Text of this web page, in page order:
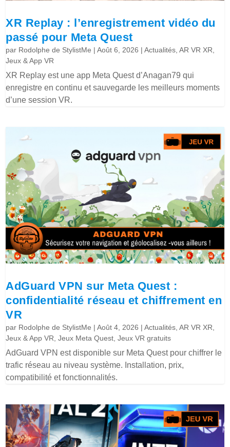
XR Replay : l’enregistrement vidéo du
passé pour Meta Quest
par Rodolphe de StylistMe |Août 6, 2026 |Actualités,AR VR XR,
Jeux & App VR
XR Replay est une app Meta Quest d’Anagan79 qui
enregistre en continu et sauvegarde les meilleurs moments
d’une session VR.
AdGuard VPN sur Meta Quest :
confidentialité réseau et chiffrement en
VR
par Rodolphe de StylistMe |Août 4, 2026 |Actualités,AR VR XR,
Jeux & App VR,Jeux Meta Quest,Jeux VR gratuits
AdGuard VPN est disponible sur Meta Quest pour chiffrer le
trafic réseau au niveau système. Installation, prix,
compatibilité et fonctionnalités.